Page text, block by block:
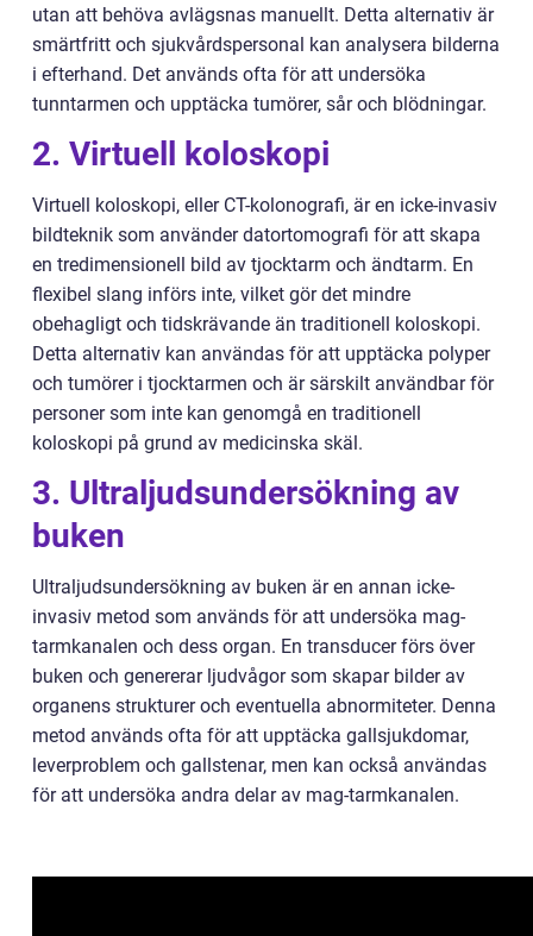
utan att behöva avlägsnas manuellt. Detta alternativ är
smärtfritt och sjukvårdspersonal kan analysera bilderna
i efterhand. Det används ofta för att undersöka
tunntarmen och upptäcka tumörer, sår och blödningar.
2. Virtuell koloskopi
Virtuell koloskopi, eller CT-kolonografi, är en icke-invasiv
bildteknik som använder datortomografi för att skapa
en tredimensionell bild av tjocktarm och ändtarm. En
flexibel slang införs inte, vilket gör det mindre
obehagligt och tidskrävande än traditionell koloskopi.
Detta alternativ kan användas för att upptäcka polyper
och tumörer i tjocktarmen och är särskilt användbar för
personer som inte kan genomgå en traditionell
koloskopi på grund av medicinska skäl.
3. Ultraljudsundersökning av
buken
Ultraljudsundersökning av buken är en annan icke-
invasiv metod som används för att undersöka mag-
tarmkanalen och dess organ. En transducer förs över
buken och genererar ljudvågor som skapar bilder av
organens strukturer och eventuella abnormiteter. Denna
metod används ofta för att upptäcka gallsjukdomar,
leverproblem och gallstenar, men kan också användas
för att undersöka andra delar av mag-tarmkanalen.